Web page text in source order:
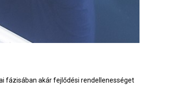
fázisában akár fejlődési rendellenességet